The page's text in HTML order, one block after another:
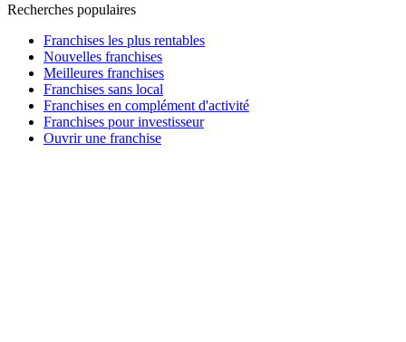
Recherches populaires
Franchises les plus rentables
Nouvelles franchises
Meilleures franchises
Franchises sans local
Franchises en complément d'activité
Franchises pour investisseur
Ouvrir une franchise